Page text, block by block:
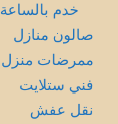
خدم بالساعة
صالون منازل
ممرضات منزل
فني ستلايت
نقل عفش